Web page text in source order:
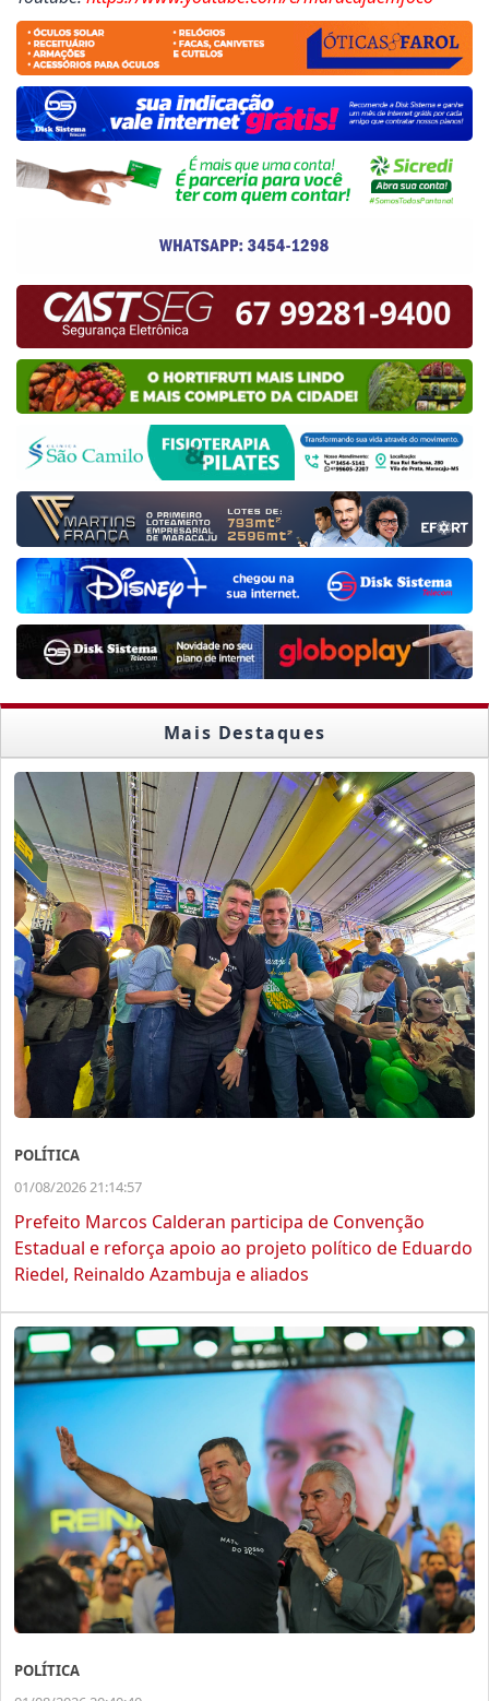
Mais Destaques
POLÍTICA
01/08/2026 21:14:57
Prefeito Marcos Calderan participa de Convenção
Estadual e reforça apoio ao projeto político de Eduardo
Riedel, Reinaldo Azambuja e aliados
POLÍTICA